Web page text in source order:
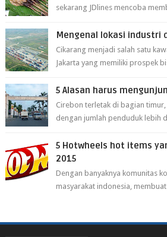
sekarang JDlines mencoba
Mengenal lokasi industri
Cikarang menjadi salah satu
Jakarta yang memiliki prospek
5 Alasan harus
Cirebon terletak di bagian
dengan jumlah penduduk lebih
5 Hotwheels hot items
2015
Dengan banyaknya komunitas
masyarakat indonesia,